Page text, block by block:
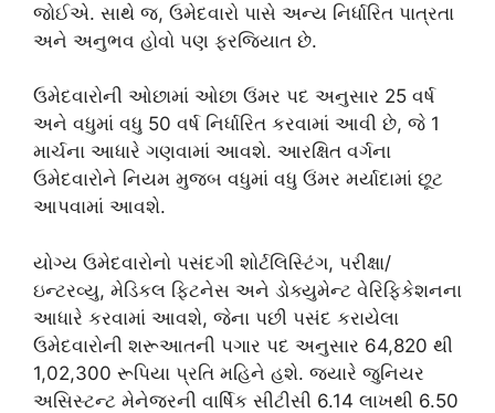
જોઈએ. સાથે જ, ઉમેદવારો પાસે અન્ય નિર્ધારિત પાત્રતા
અને અનુભવ હોવો પણ ફરજિયાત છે.
ઉમેદવારોની ઓછામાં ઓછા ઉંમર પદ અનુસાર 25 વર્ષ
અને વધુમાં વધુ 50 વર્ષ નિર્ધારિત કરવામાં આવી છે, જે 1
માર્ચના આધારે ગણવામાં આવશે. આરક્ષિત વર્ગના
ઉમેદવારોને નિયમ મુજબ વધુમાં વધુ ઉંમર મર્યાદામાં છૂટ
આપવામાં આવશે.
યોગ્ય ઉમેદવારોનો પસંદગી શોર્ટલિસ્ટિંગ, પરીક્ષા/
ઇન્ટરવ્યુ, મેડિકલ ફિટનેસ અને ડોક્યુમેન્ટ વેરિફિકેશનના
આધારે કરવામાં આવશે, જેના પછી પસંદ કરાયેલા
ઉમેદવારોની શરૂઆતની પગાર પદ અનુસાર 64,820 થી
1,02,300 રૂપિયા પ્રતિ મહિને હશે. જ્યારે જુનિયર
અસિસ્ટન્ટ મેનેજરની વાર્ષિક સીટીસી 6.14 લાખથી 6.50